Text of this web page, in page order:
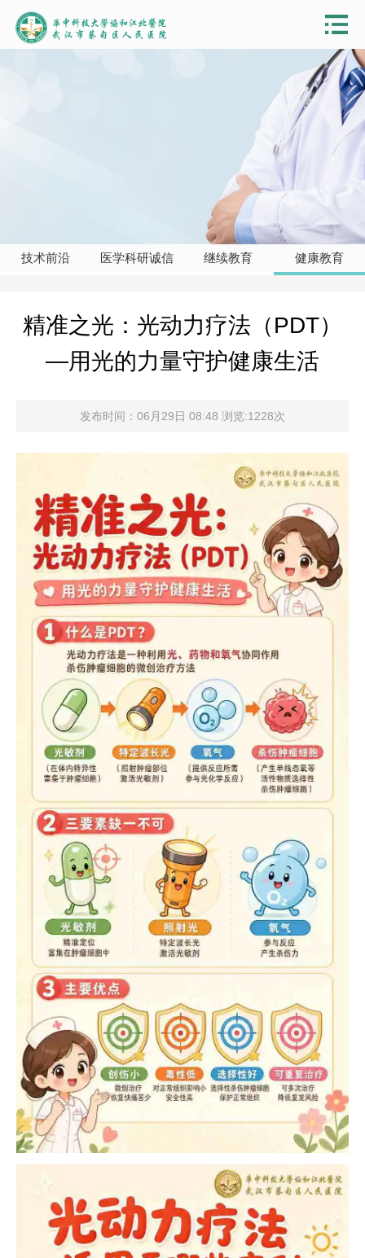
技术前沿 医学科研诚信 继续教育 健康教育
精准之光：光动力疗法（PDT）
—用光的力量守护健康生活
发布时间：06月29日 08:48 浏览:1228次